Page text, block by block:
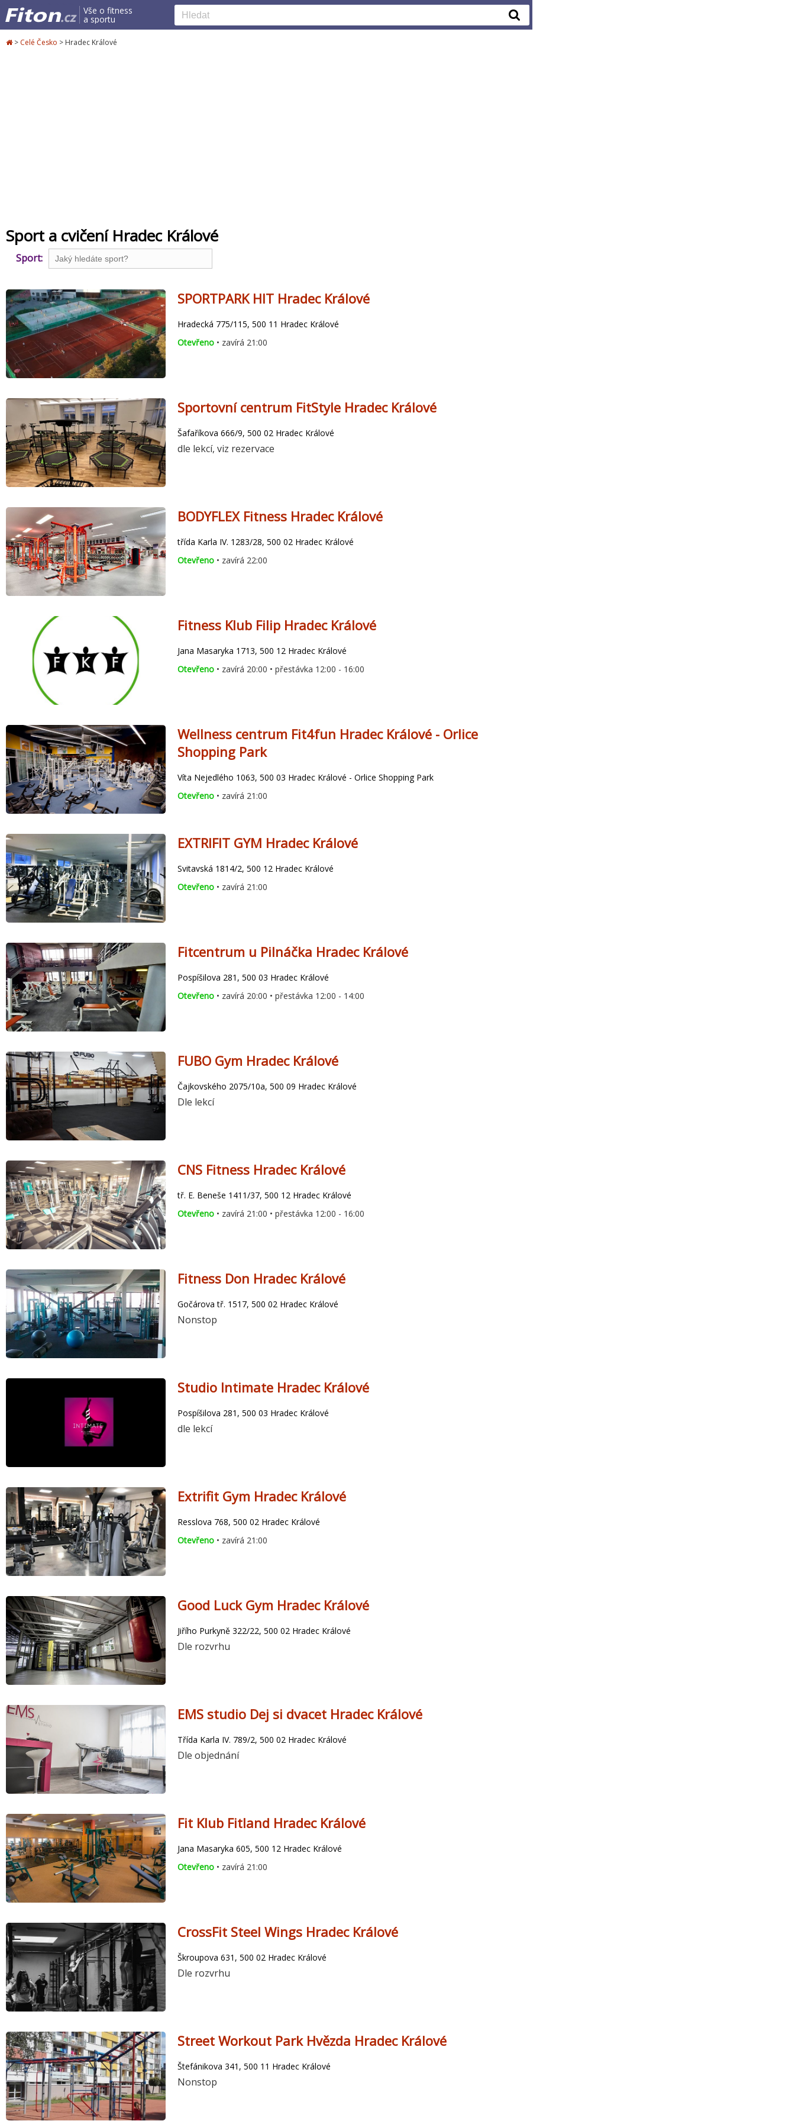
Vše o fitness
a sportu
> Celé Česko > Hradec Králové
Sport a cvičení Hradec Králové
Sport:
SPORTPARK HIT Hradec Králové
Hradecká 775/115, 500 11 Hradec Králové
Otevřeno • zavírá 21:00
Sportovní centrum FitStyle Hradec Králové
Šafaříkova 666/9, 500 02 Hradec Králové
dle lekcí, viz rezervace
BODYFLEX Fitness Hradec Králové
třída Karla IV. 1283/28, 500 02 Hradec Králové
Otevřeno • zavírá 22:00
Fitness Klub Filip Hradec Králové
Jana Masaryka 1713, 500 12 Hradec Králové
Otevřeno • zavírá 20:00 • přestávka 12:00 - 16:00
Wellness centrum Fit4fun Hradec Králové - Orlice
Shopping Park
Víta Nejedlého 1063, 500 03 Hradec Králové - Orlice Shopping Park
Otevřeno • zavírá 21:00
EXTRIFIT GYM Hradec Králové
Svitavská 1814/2, 500 12 Hradec Králové
Otevřeno • zavírá 21:00
Fitcentrum u Pilnáčka Hradec Králové
Pospíšilova 281, 500 03 Hradec Králové
Otevřeno • zavírá 20:00 • přestávka 12:00 - 14:00
FUBO Gym Hradec Králové
Čajkovského 2075/10a, 500 09 Hradec Králové
Dle lekcí
CNS Fitness Hradec Králové
tř. E. Beneše 1411/37, 500 12 Hradec Králové
Otevřeno • zavírá 21:00 • přestávka 12:00 - 16:00
Fitness Don Hradec Králové
Gočárova tř. 1517, 500 02 Hradec Králové
Nonstop
Studio Intimate Hradec Králové
Pospíšilova 281, 500 03 Hradec Králové
dle lekcí
Extrifit Gym Hradec Králové
Resslova 768, 500 02 Hradec Králové
Otevřeno • zavírá 21:00
Good Luck Gym Hradec Králové
Jiřího Purkyně 322/22, 500 02 Hradec Králové
Dle rozvrhu
EMS studio Dej si dvacet Hradec Králové
Třída Karla IV. 789/2, 500 02 Hradec Králové
Dle objednání
Fit Klub Fitland Hradec Králové
Jana Masaryka 605, 500 12 Hradec Králové
Otevřeno • zavírá 21:00
CrossFit Steel Wings Hradec Králové
Škroupova 631, 500 02 Hradec Králové
Dle rozvrhu
Street Workout Park Hvězda Hradec Králové
Štefánikova 341, 500 11 Hradec Králové
Nonstop